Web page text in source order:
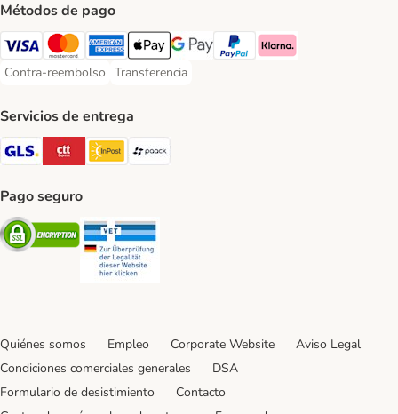
Métodos de pago
Visa Payment Method
Mastercard Payment Method
American Express Payment Method
Apple Pay Payment Method
Google Pay Payment Method
PayPal Payment Method
Klarna Payment Method
Contra-reembolso
Contra-reembolso Payment Method
Transferencia
Transferencia Payment Method
Servicios de entrega
GLS Shipping Method
CTTExpress Shipping Method
InPost Shipping Method
Pago seguro
Security
Quiénes somos Empleo Corporate Website
Aviso Legal
Condiciones comerciales generales
DSA
Formulario de desistimiento
Contacto